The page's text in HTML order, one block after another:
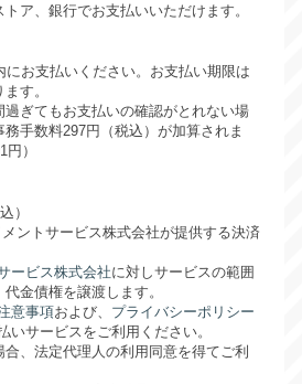
ア、銀行でお支払いいただけます。
にお支払いください。お支払い期限は
す。
過ぎてもお支払いの確認がとれない場
手数料297円（税込）が加算されま
）
）
ントサービス株式会社が提供する決済
ービス株式会社に対しサービスの範囲
金債権を譲渡します。
意事項および、 プライバシーポリシー
いサービスをご利用ください。
合、法定代理人の利用同意を得てご利